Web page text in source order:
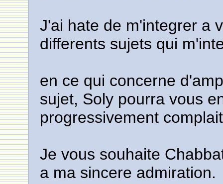
J'ai hate de m'integrer a
differents sujets qui
en ce qui concerne
sujet, Soly pourra vous
progressivement
Je vous souhaite
a ma sincere admiration.